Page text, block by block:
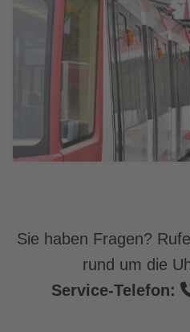
Sie haben Fragen?
rund um die
Service-Telefon: